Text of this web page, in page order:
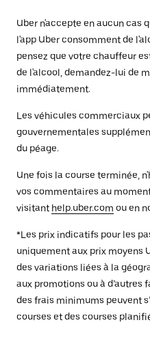
Uber n'accepte en aucun cas
l'app Uber consomment de
pensez que votre chauffeur
de l'alcool, demandez-lui de
immédiatement.
Les véhicules commerciaux
gouvernementales
du péage.
Une fois la course terminée,
vos commentaires au
visitant help.uber.com ou en
*Les prix indicatifs pour les
uniquement aux prix moyens
des variations liées à la
aux promotions ou à
des frais minimums peuvent
courses et des courses